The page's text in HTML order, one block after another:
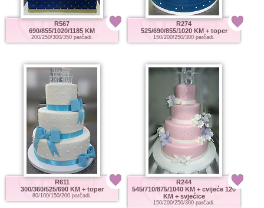
R567
690/855/1020/1185 KM
200/250/300/350 parčadi.
R274
525/690/855/1020 KM+ toper
150/200/250/300 parčadi.
R611
300/360/525/690 KM + toper
80/100/150/200 parčadi.
R244
545/710/875/1040 KM + cvijeće 120
KM + svjećice
150/200/250/300 parčadi.